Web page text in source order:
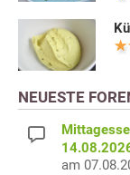
NEUESTE
am